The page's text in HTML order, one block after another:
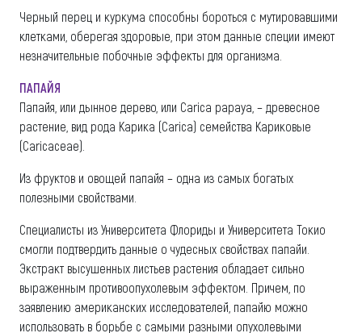
Черный перец и куркума способны бороться с мутировавшими
клетками, оберегая здоровые, при этом данные специи имеют
незначительные побочные эффекты для организма.
ПАПАЙЯ
Папайя, или дынное дерево, или Carica papaya, – древесное
растение, вид рода Карика (Carica) семейства Кариковые
(Caricaceae).
Из фруктов и овощей папайя – одна из самых богатых
полезными свойствами.
Специалисты из Университета Флориды и Университета Токио
смогли подтвердить данные о чудесных свойствах папайи.
Экстракт высушенных листьев растения обладает сильно
выраженным противоопухолевым эффектом. Причем, по
заявлению американских исследователей, папайю можно
использовать в борьбе с самыми разными опухолевыми